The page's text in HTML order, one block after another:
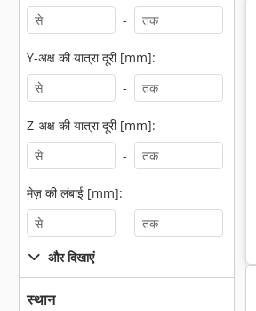
-
Y-अक्ष की यात्रा दूरी [mm]:
-
Z-अक्ष की यात्रा दूरी [mm]:
-
मेज़ की लंबाई [mm]:
-
और दिखाएं
स्थान